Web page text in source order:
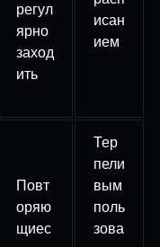
регул
ярно
заход
ить
исан
ием
Повт
оряю
щиес
Тер
пели
вым
поль
зова